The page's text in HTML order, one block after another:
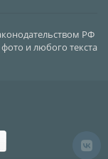
РФ
и любого текста